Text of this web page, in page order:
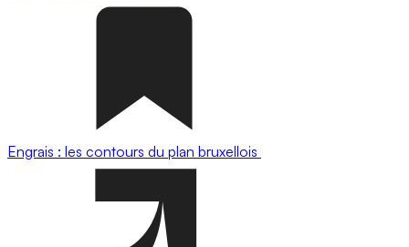
Engrais : les contours du plan bruxellois